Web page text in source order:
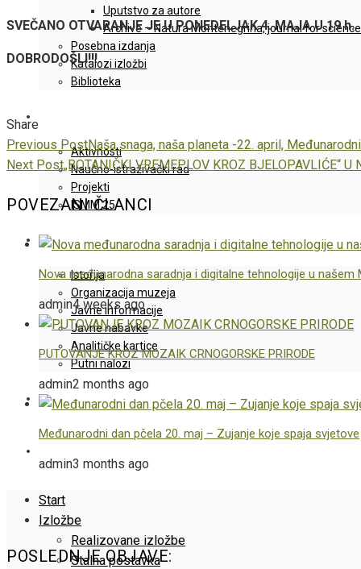
Uputstvo za autore
Archive – Natura Montenegrina, journal for
Posebna izdanja
Katalozi izložbi
Biblioteka
Aktivnosti
Naučno-istraživački rad
Projekti
ISMM 25
O MUZEJU
Istorija
Organizacija muzeja
Javne informacije
Javne nabavke
Analitičke kartice
Putni nalozi
IWC60
Start
Izložbe
Realizovane izložbe
Stalna postavka
SVEČANO OTVARANJE JE U PONEDELJAK 4. MAJA U 19 h.
DOBRODOŠLI!!!
Share
Facebook
Twitter
LinkedIn
Pinterest
Stumbleupon
Email
Previous PostNaša snaga, naša planeta -22. april,
Next Post„BOTANIČKI VREMEPLOV KROZ BJELOPAVLIĆE“ U
POVEZANI ČLANCI
Nova međunarodna saradnja i digitalne tehnologije u našem
admin4 weeks ago
PUTOVANJE KROZ MOZAIK CRNOGORSKE PRIRODE
admin2 months ago
Međunarodni dan pčela 20. maj – Zujanje koje spaja svjetove
admin3 months ago
POSLEDNJE OBJAVE: